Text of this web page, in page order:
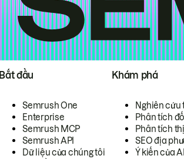
Bắt đầu
Semrush One
Enterprise
Semrush MCP
Semrush API
Dữ liệu của chúng tôi
Khám phá
Nghiên cứu
Phân tích
Phân tích
SEO địa
Ý kiến của